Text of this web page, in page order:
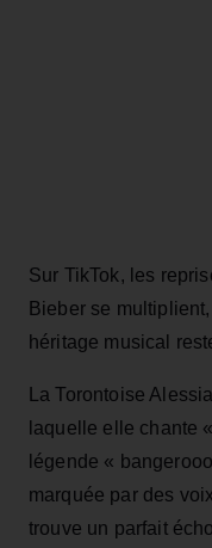
Sur TikTok, les
Bieber se
héritage musical
La Torontoise
laquelle elle chante
légende «
marquée par des
trouve un parfait